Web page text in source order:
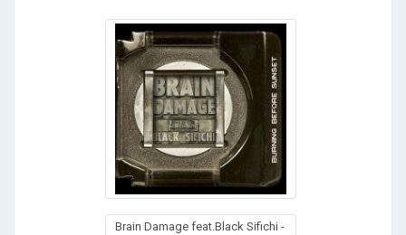
Brain Damage feat.Black Sifichi -